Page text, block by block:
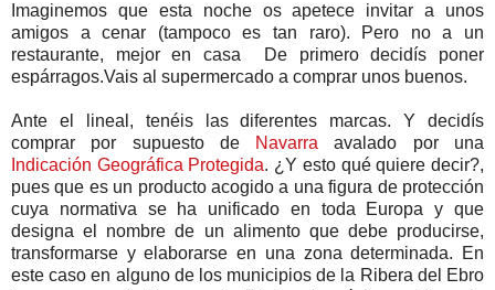
Imaginemos que esta noche os apetece invitar a unos
amigos a cenar (tampoco es tan raro). Pero no a un
restaurante, mejor en casa De primero decidís poner
espárragos.Vais al supermercado a comprar unos buenos.
Ante el lineal, tenéis las diferentes marcas. Y decidís
comprar por supuesto de
Navarra avalado por una
Indicación Geográfica Protegida. ¿Y esto qué quiere decir?,
pues que es un producto acogido a una figura de protección
cuya normativa se ha unificado en toda Europa y que
designa el nombre de un alimento que debe producirse,
transformarse y elaborarse en una zona determinada. En
este caso en alguno de los municipios de la Ribera del Ebro